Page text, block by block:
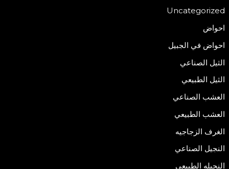
Uncategorized
احواض
احواض في الجبيل
الثيل الصناعي
الثيل الطبيعي
العشب الصناعي
العشب الطبيعي
الغرف الزجاجيه
النجيل الصناعي
النجيله الطبيعي